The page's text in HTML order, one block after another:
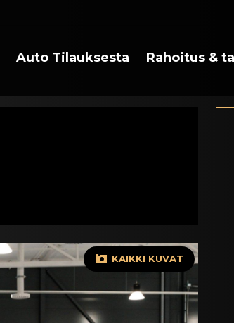
Auto Tilauksesta Rahoitus &
KAIKKI KUVAT